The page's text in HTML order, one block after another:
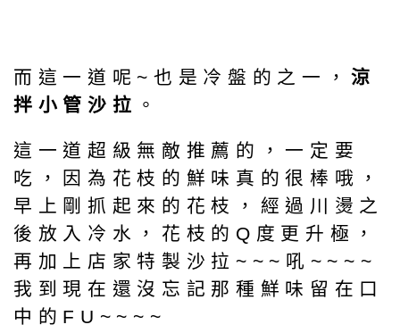
而這一道呢~也是冷盤的之一，涼
拌小管沙拉 。
這一道超級無敵推薦的，一定要
吃，因為花枝的鮮味真的很棒哦，
早上剛抓起來的花枝，經過川燙之
後放入冷水，花枝的Q度更升極，
再加上店家特製沙拉~~~吼~~~~
我到現在還沒忘記那種鮮味留在口
中的FU~~~~